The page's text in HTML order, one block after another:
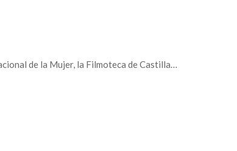
de la Mujer, la Filmoteca de Castilla…